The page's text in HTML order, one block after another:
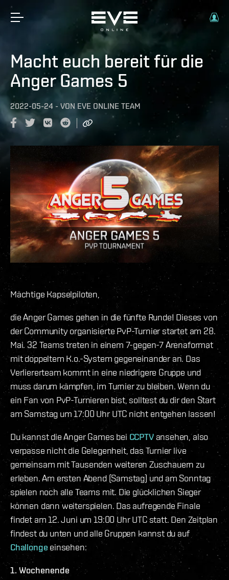
Macht euch bereit für die
Anger Games 5
2022-05-24 - VON EVE ONLINE TEAM
Mächtige Kapselpiloten,
die Anger Games gehen in die fünfte Runde! Dieses von
der Community organisierte PvP-Turnier startet am 28.
Mai. 32 Teams treten in einem 7-gegen-7 Arenaformat
mit doppeltem K.o.-System gegeneinander an. Das
Verliererteam kommt in eine niedrigere Gruppe und
muss darum kämpfen, im Turnier zu bleiben. Wenn du
ein Fan von PvP-Turnieren bist, solltest du dir den Start
am Samstag um 17:00 Uhr UTC nicht entgehen lassen!
Du kannst die Anger Games bei CCPTVansehen, also
verpasse nicht die Gelegenheit, das Turnier live
gemeinsam mit Tausenden weiteren Zuschauern zu
erleben. Am ersten Abend (Samstag) und am Sonntag
spielen noch alle Teams mit. Die glücklichen Sieger
können dann weiterspielen. Das aufregende Finale
findet am 12. Juni um 19:00 Uhr UTC statt. Den Zeitplan
findest du unten und alle Gruppen kannst du auf
Challonge einsehen:
1. Wochenende